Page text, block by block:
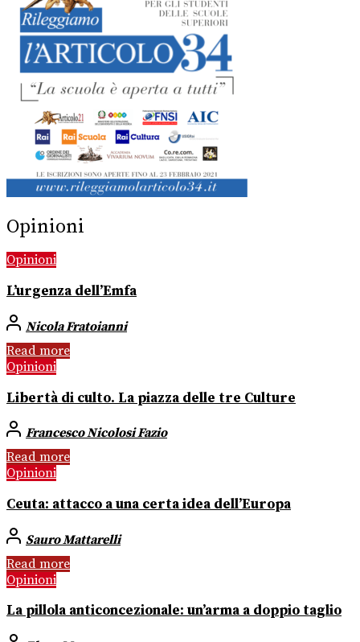
Opinioni
Opinioni
L’urgenza dell’Emfa
Nicola Fratoianni
Read more
Opinioni
Libertà di culto. La piazza delle tre Culture
Francesco Nicolosi Fazio
Read more
Opinioni
Ceuta: attacco a una certa idea dell’Europa
Sauro Mattarelli
Read more
Opinioni
La pillola anticoncezionale: un’arma a doppio taglio